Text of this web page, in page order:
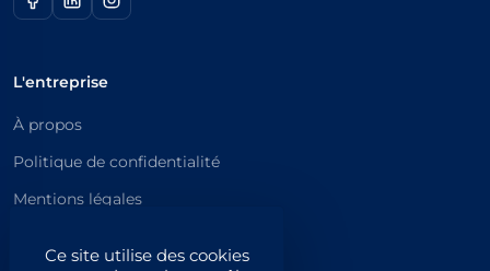
Ce site utilise des cookies
L'entreprise
À propos
Politique de confidentialité
Mentions légales
Catégories principales